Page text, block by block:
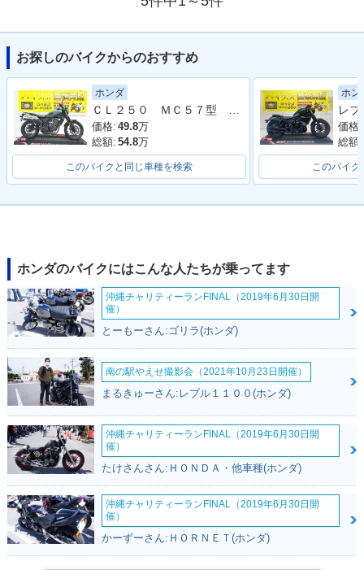
お探しのバイクからのおすすめ
ホンダ
ＣＬ２５０ ＭＣ５７型 ２０２３年モデル 社外リアキャリア ＥＴＣ ヘルメットホルダー スペアキー
価格: 49.8万
総額: 54.8万
このバイクと同じ車種を検索
ホン
価格:
総額:
このバイク
ホンダのバイクにはこんな人たちが乗ってます
沖縄チャリティーランFINAL（2019年6月30日開
催）
とーもーさん:ゴリラ(ホンダ)
南の駅やえせ撮影会（2021年10月23日開催）
まるきゅーさん:レブル１１００(ホンダ)
沖縄チャリティーランFINAL（2019年6月30日開
催）
たけさんさん:ＨＯＮＤＡ・他車種(ホンダ)
沖縄チャリティーランFINAL（2019年6月30日開
催）
かーずーさん:ＨＯＲＮＥＴ(ホンダ)